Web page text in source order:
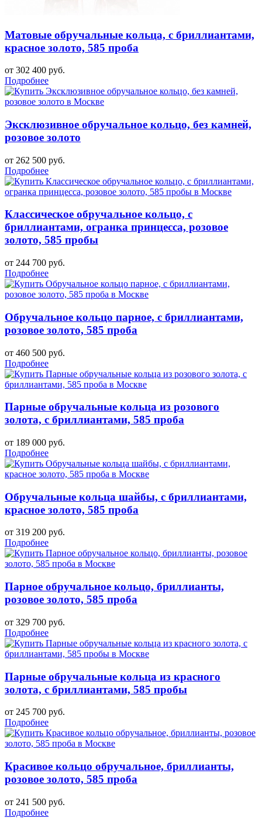
Матовые обручальные кольца, с бриллиантами,
красное золото, 585 проба
от 302 400 руб.
Подробнее
Эксклюзивное обручальное кольцо, без камней,
розовое золото
от 262 500 руб.
Подробнее
Классическое обручальное кольцо, с
бриллиантами, огранка принцесса, розовое
золото, 585 пробы
от 244 700 руб.
Подробнее
Обручальное кольцо парное, с бриллиантами,
розовое золото, 585 проба
от 460 500 руб.
Подробнее
Парные обручальные кольца из розового
золота, с бриллиантами, 585 проба
от 189 000 руб.
Подробнее
Обручальные кольца шайбы, с бриллиантами,
красное золото, 585 проба
от 319 200 руб.
Подробнее
Парное обручальное кольцо, бриллианты,
розовое золото, 585 проба
от 329 700 руб.
Подробнее
Парные обручальные кольца из красного
золота, с бриллиантами, 585 пробы
от 245 700 руб.
Подробнее
Красивое кольцо обручальное, бриллианты,
розовое золото, 585 проба
от 241 500 руб.
Подробнее